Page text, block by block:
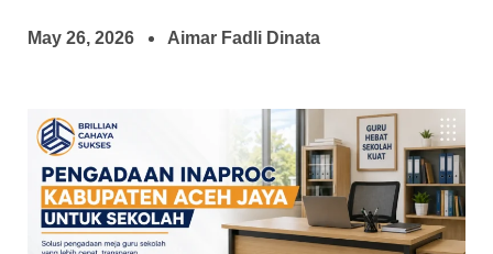
May 26, 2026 Aimar Fadli Dinata